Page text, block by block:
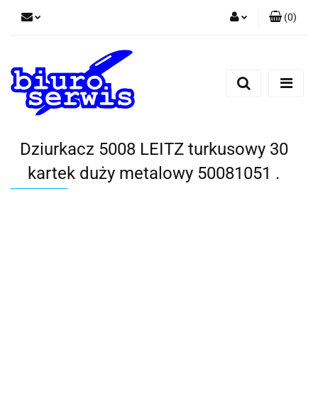
Zarejestruj się
(0)
Dziurkacz 5008 LEITZ turkusowy 30
kartek duży metalowy 50081051 .